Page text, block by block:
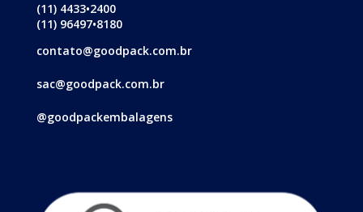
(11) 4433•2400
(11) 96497•8180
contato@goodpack.com.br
sac@goodpack.com.br
@goodpackembalagens